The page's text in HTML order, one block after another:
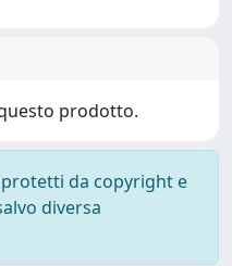
prodotto.
protetti da copyright e
diversa